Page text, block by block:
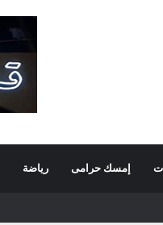
إمسك حرامى رياضة
فرع إيرادات طامية